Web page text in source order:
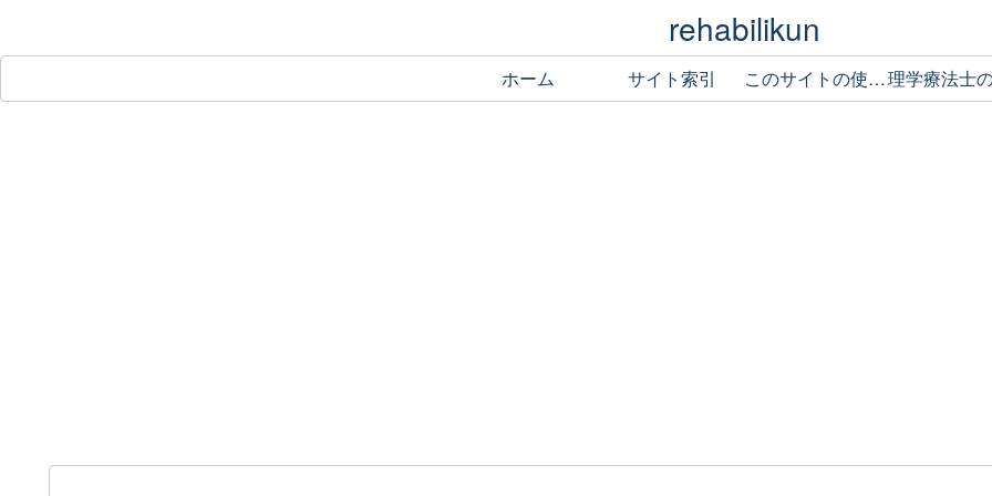
rehabilikun
ホーム サイト索引 このサイトの使い方